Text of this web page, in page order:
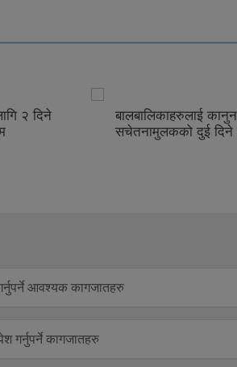
२ दिने
बालबालिकाहरुलाई
सचेतनामुलकको दुई दिने
आवश्यक कागजातहरु
गर्नुपर्ने कागजातहरु